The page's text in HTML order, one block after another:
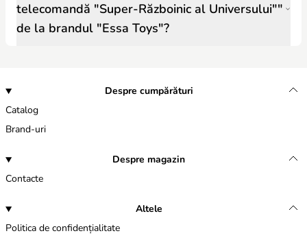
telecomandă "Super-Războinic al Universului""
de la brandul "Essa Toys"?
Despre cumpărături
Catalog
Brand-uri
Despre magazin
Contacte
Altele
Politica de confidențialitate